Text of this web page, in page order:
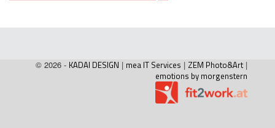
© 2026 - KADAI DESIGN | mea IT Services | ZEM Photo&Art |
emotions by morgenstern